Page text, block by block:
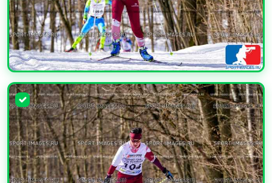
УВЕЛИЧИТЬ